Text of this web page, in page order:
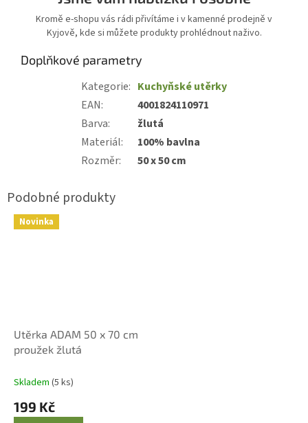
Kromě e-shopu vás rádi přivítáme i v kamenné prodejně v
Kyjově, kde si můžete produkty prohlédnout naživo.
Doplňkové parametry
Kategorie: Kuchyňské utěrky
EAN:
4001824110971
Barva:
žlutá
Materiál:
100% bavlna
Rozměr: 50 x 50 cm
Novinka
Utěrka ADAM 50 x 70 cm
proužek žlutá
Skladem (5 ks)
199 Kč